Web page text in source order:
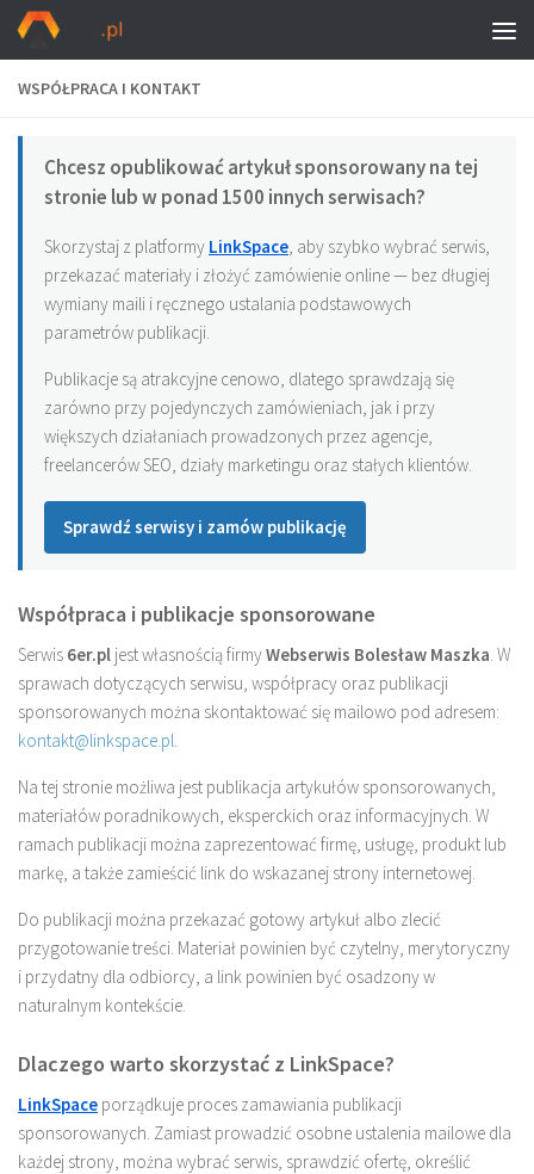
WSPÓŁPRACA I KONTAKT
Chcesz opublikować artykuł sponsorowany na tej
stronie lub w ponad 1500 innych serwisach?
Skorzystaj z platformy LinkSpace, aby szybko wybrać serwis,
przekazać materiały i złożyć zamówienie online — bez długiej
wymiany maili i ręcznego ustalania podstawowych
parametrów publikacji.
Publikacje są atrakcyjne cenowo, dlatego sprawdzają się
zarówno przy pojedynczych zamówieniach, jak i przy
większych działaniach prowadzonych przez agencje,
freelancerów SEO, działy marketingu oraz stałych klientów.
Sprawdź serwisy i zamów publikację
Współpraca i publikacje sponsorowane
Serwis 6er.pl jest własnością firmyWebserwis Bolesław Maszka. W
sprawach dotyczących serwisu, współpracy oraz publikacji
sponsorowanych można skontaktować się mailowo pod adresem:
kontakt@linkspace.pl.
Na tej stronie możliwa jest publikacja artykułów sponsorowanych,
materiałów poradnikowych, eksperckich oraz informacyjnych. W
ramach publikacji można zaprezentować firmę, usługę, produkt lub
markę, a także zamieścić link do wskazanej strony internetowej.
Do publikacji można przekazać gotowy artykuł albo zlecić
przygotowanie treści. Materiał powinien być czytelny, merytoryczny
i przydatny dla odbiorcy, a link powinien być osadzony w
naturalnym kontekście.
Dlaczego warto skorzystać z LinkSpace?
LinkSpace porządkuje proces zamawiania publikacji
sponsorowanych. Zamiast prowadzić osobne ustalenia mailowe dla
każdej strony, można wybrać serwis, sprawdzić ofertę, określić